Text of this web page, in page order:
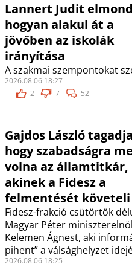
Lannert Judit
hogyan alakul át a
jövőben az iskolák
irányítása
A szakmai szempontokat
2026.08.06 18:27
2
7 52
Gajdos László
hogy szabadságra
volna az államtitkár,
akinek a Fidesz a
felmentését követeli
Fidesz-frakció csütörtök
Magyar Péter
Kelemen Ágnest, aki
pihent” a válsághelyzet
2026.08.06 18:25